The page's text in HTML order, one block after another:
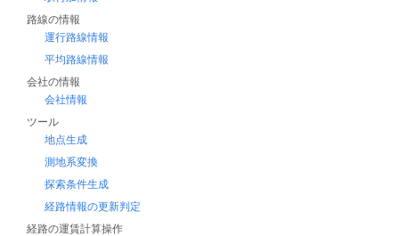
路線の情報
運行路線情報
平均路線情報
会社の情報
会社情報
ツール
地点生成
測地系変換
探索条件生成
経路情報の更新判定
経路の運賃計算操作